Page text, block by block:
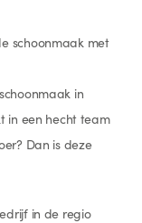
schoonmaak met
in
in een hecht team
Dan is deze
in de regio